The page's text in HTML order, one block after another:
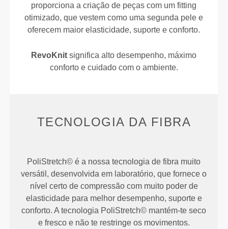
proporciona a criação de peças com um fitting
otimizado, que vestem como uma segunda pele e
oferecem maior elasticidade, suporte e conforto.
RevoKnit significa alto desempenho, máximo
conforto e cuidado com o ambiente.
TECNOLOGIA DA FIBRA
PoliStretch© é a nossa tecnologia de fibra muito
versátil, desenvolvida em laboratório, que fornece o
nível certo de compressão com muito poder de
elasticidade para melhor desempenho, suporte e
conforto. A tecnologia PoliStretch© mantém-te seco
e fresco e não te restringe os movimentos.